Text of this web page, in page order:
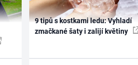
9 tipů s kostkami ledu: Vyhladí
zmačkané šaty i zalijí květiny